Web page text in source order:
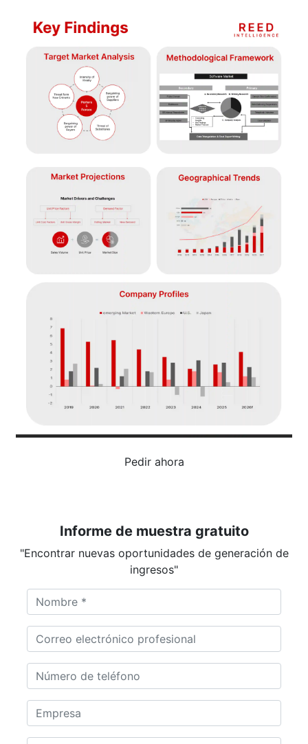
Pedir ahora
Informe de muestra gratuito
"Encontrar nuevas oportunidades de generación de
ingresos"